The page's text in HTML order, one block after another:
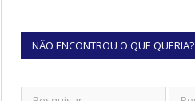
NÃO ENCONTROU O QUE QUERIA?